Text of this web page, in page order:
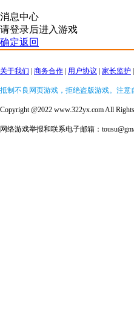
消息中心
请登录后进入游戏
确定返回
关于我们 商务合作 用户协议 家长监护
抵制不良网页游戏，拒绝盗版游戏。注
Copyright @2022 www.322yx.com All
网络游戏举报和联系电子邮箱：